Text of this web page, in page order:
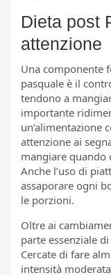
Dieta post
attenzione
Una componente
pasquale è il
tendono a
importante
un’alimentazione
attenzione ai
mangiare quando
Anche l’uso di
assaporare ogni
le porzioni.
Oltre ai
parte essenziale
Cercate di fare
intensità